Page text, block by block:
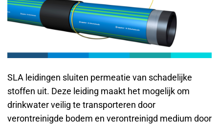
SLA leidingen sluiten permeatie van schadelijke
stoffen uit. Deze leiding maakt het mogelijk om
drinkwater veilig te transporteren door
verontreinigde bodem en verontreinigd medium door